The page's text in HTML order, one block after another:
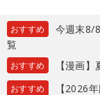
おすすめ
今週末8/
覧
おすすめ 【漫画
おすすめ
【2026